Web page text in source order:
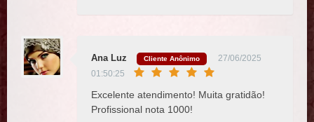
Ana Luz Cliente Anônimo
27/06/2025
01:50:25
Excelente atendimento! Muita gratidão!
Profissional nota 1000!